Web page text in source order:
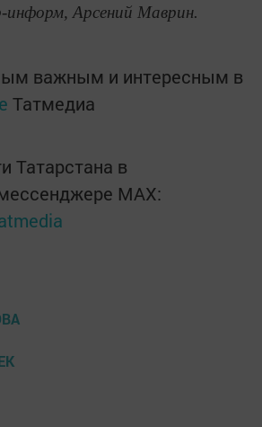
Арсений Маврин.
важным и интересным в
Татмедиа
Татарстана в
MАХ: